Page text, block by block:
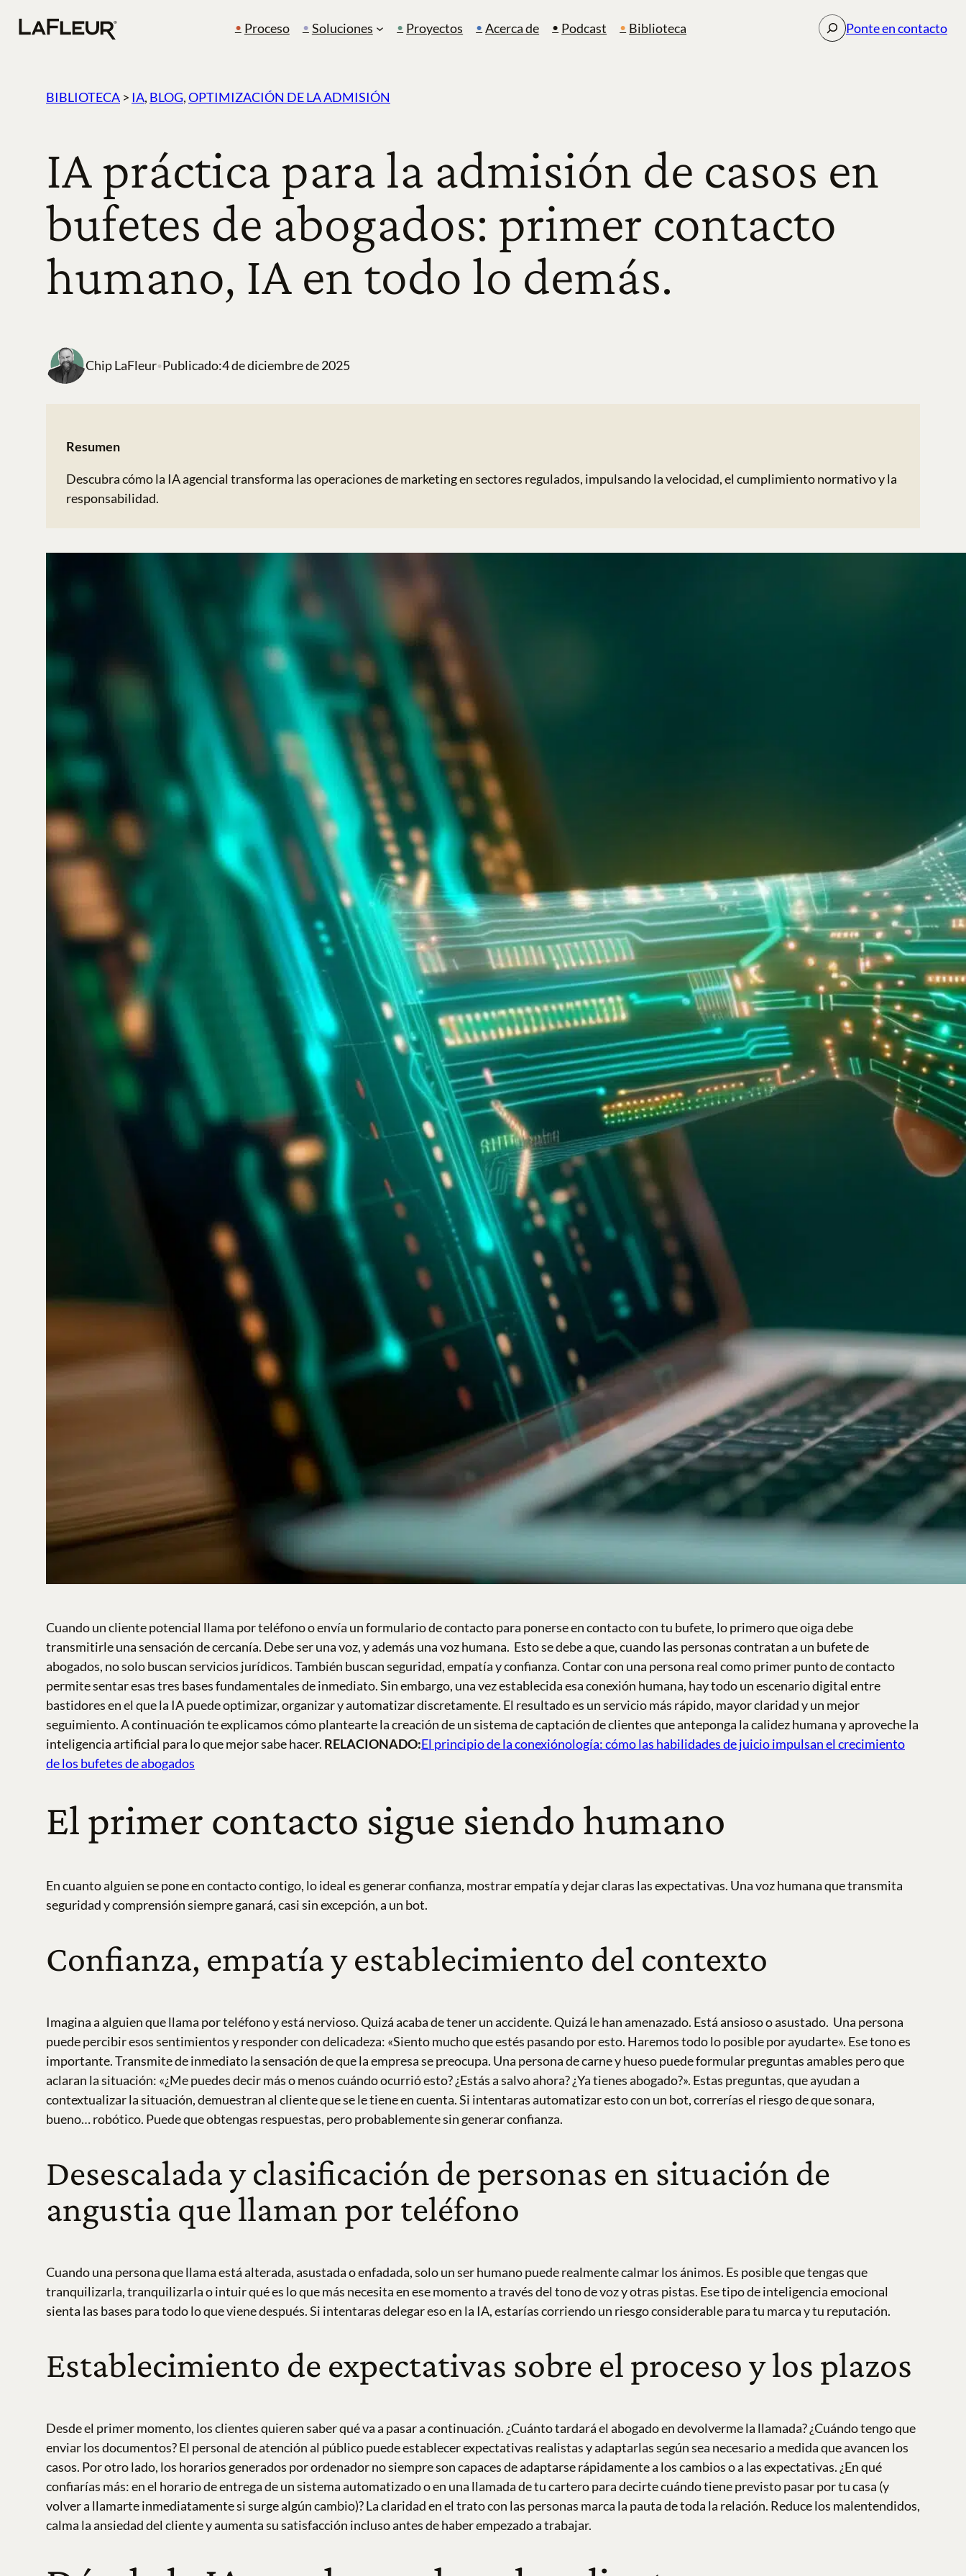
Proceso Soluciones Proyectos Acerca de Podcast Biblioteca BuscarPonte en contacto
BIBLIOTECA > IA, BLOG, OPTIMIZACIÓN DE LA ADMISIÓN
IA práctica para la admisión de casos en
bufetes de abogados: primer contacto
humano, IA en todo lo demás.
Chip LaFleur•Publicado:4 de diciembre de 2025
Resumen
Descubra cómo la IA agencial transforma las operaciones de marketing en sectores regulados, impulsando la velocidad, el cumplimiento normativo y la
responsabilidad.
Cuando un cliente potencial llama por teléfono o envía un formulario de contacto para ponerse en contacto con tu bufete, lo primero que oiga debe
transmitirle una sensación de cercanía. Debe ser una voz, y además una voz humana. Esto se debe a que, cuando las personas contratan a un bufete de
abogados, no solo buscan servicios jurídicos. También buscan seguridad, empatía y confianza. Contar con una persona real como primer punto de contacto
permite sentar esas tres bases fundamentales de inmediato.Sin embargo, una vez establecida esa conexión humana, hay todo un escenario digital entre
bastidores en el que la IA puede optimizar, organizar y automatizar discretamente. El resultado es un servicio más rápido, mayor claridad y un mejor
seguimiento.A continuación te explicamos cómo plantearte la creación de un sistema de captación de clientes que anteponga la calidez humana y aproveche la
inteligencia artificial para lo que mejor sabe hacer. RELACIONADO:El principio de la conexiónología: cómo las habilidades de juicio impulsan el crecimiento
de los bufetes de abogados
El primer contacto sigue siendo humano
En cuanto alguien se pone en contacto contigo, lo ideal es generar confianza, mostrar empatía y dejar claras las expectativas. Una voz humana que transmita
seguridad y comprensión siempre ganará, casi sin excepción, a un bot.
Confianza, empatía y establecimiento del contexto
Imagina a alguien que llama por teléfono y está nervioso. Quizá acaba de tener un accidente. Quizá le han amenazado. Está ansioso o asustado. Una persona
puede percibir esos sentimientos y responder con delicadeza: «Siento mucho que estés pasando por esto. Haremos todo lo posible por ayudarte». Ese tono es
importante. Transmite de inmediato la sensación de que la empresa se preocupa. Una persona de carne y hueso puede formular preguntas amables pero que
aclaran la situación: «¿Me puedes decir más o menos cuándo ocurrió esto? ¿Estás a salvo ahora? ¿Ya tienes abogado?». Estas preguntas, que ayudan a
contextualizar la situación, demuestran al cliente que se le tiene en cuenta.Si intentaras automatizar esto con un bot, correrías el riesgo de que sonara,
bueno… robótico. Puede que obtengas respuestas, pero probablemente sin generar confianza.
Desescalada y clasificación de personas en situación de
angustia que llaman por teléfono
Cuando una persona que llama está alterada, asustada o enfadada, solo un ser humano puede realmente calmar los ánimos. Es posible que tengas que
tranquilizarla, tranquilizarla o intuir qué es lo que más necesita en ese momento a través del tono de voz y otras pistas. Ese tipo de inteligencia emocional
sienta las bases para todo lo que viene después. Si intentaras delegar eso en la IA, estarías corriendo un riesgo considerable para tu marca y tu reputación.
Establecimiento de expectativas sobre el proceso y los plazos
Desde el primer momento, los clientes quieren saber qué va a pasar a continuación. ¿Cuánto tardará el abogado en devolverme la llamada? ¿Cuándo tengo que
enviar los documentos? El personal de atención al público puede establecer expectativas realistas y adaptarlas según sea necesario a medida que avancen los
casos. Por otro lado, los horarios generados por ordenador no siempre son capaces de adaptarse rápidamente a los cambios o a las expectativas. ¿En qué
confiarías más: en el horario de entrega de un sistema automatizado o en una llamada de tu cartero para decirte cuándo tiene previsto pasar por tu casa (y
volver a llamarte inmediatamente si surge algún cambio)?La claridad en el trato con las personas marca la pauta de toda la relación. Reduce los malentendidos,
calma la ansiedad del cliente y aumenta su satisfacción incluso antes de haber empezado a trabajar.